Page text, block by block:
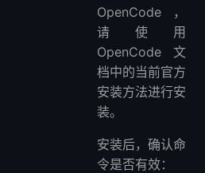
OpenCode，
请使用
OpenCode 文
档中的当前官方
安装方法进行安
装。
安装后，确认命
令是否有效：